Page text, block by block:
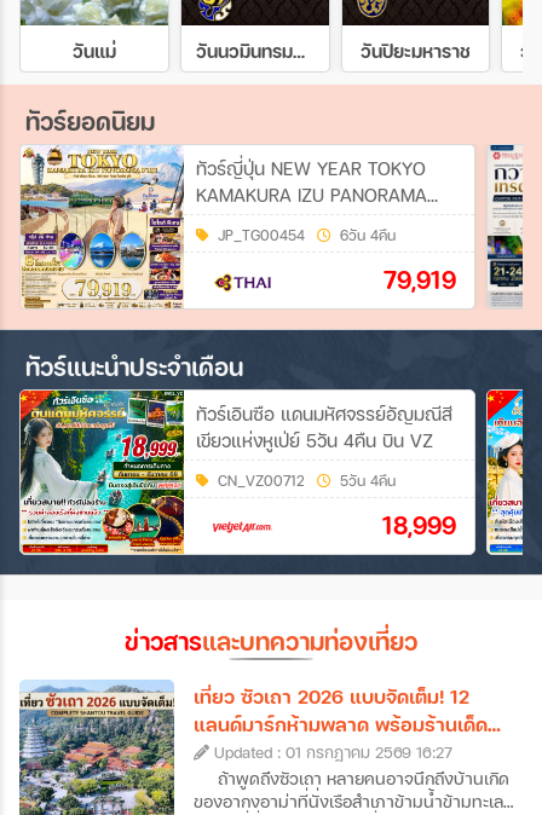
วันแม่ วันนวมินทรมหาราช วันปิยะมหาราช วั
ทัวร์ยอดนิยม
ทัวร์ญี่ปุ่น NEW YEAR TOKYO
KAMAKURA IZU PANORAMA
FUJI 6วัน 4คืน (TG)
JP_TG00454 6วัน 4คืน
79,919
ทัวร์แนะนำประจำเดือน
ทัวร์เอินซือ แดนมหัศจรรย์อัญมณีสี
เขียวแห่งหูเป่ย์ 5วัน 4คืน บิน VZ
CN_VZ00712 5วัน 4คืน
18,999
ข่าวสารและบทความท่องเที่ยว
เที่ยว ซัวเถา 2026 แบบจัดเต็ม! 12
แลนด์มาร์กห้ามพลาด พร้อมร้านเด็ด
และที่พักดัง
Updated : 01 กรกฎาคม 2569 16:27
ถ้าพูดถึงซัวเถา หลายคนอาจนึกถึงบ้านเกิด
ของอากงอาม่าที่นั่งเรือสำเภาข้ามน้ำข้ามทะเล